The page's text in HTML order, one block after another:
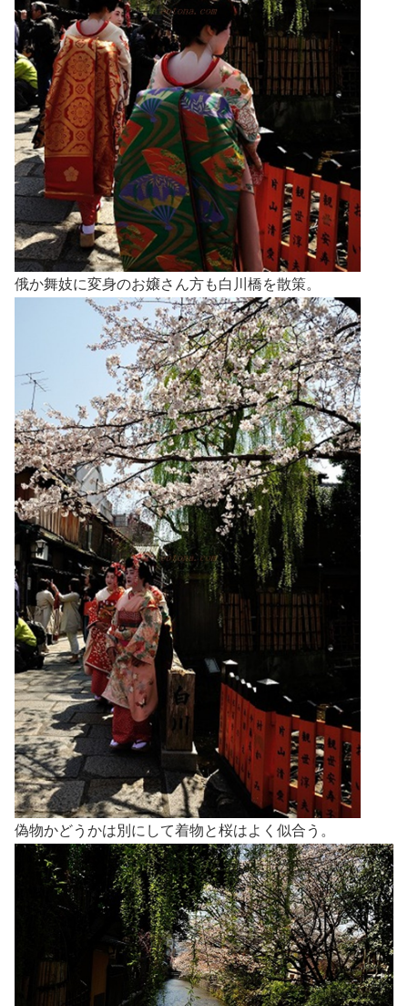
俄か舞妓に変身のお嬢さん方も白川橋を散策。
偽物かどうかは別にして着物と桜はよく似合う。